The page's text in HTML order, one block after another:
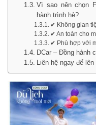
Vì sao nên chọn
hành trình hè?
✔ Không gian
✔ An toàn cho
✔ Phù hợp với
DCar – Đồng hành
Liên hệ ngay để